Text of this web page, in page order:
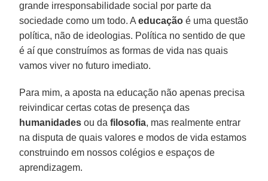
grande irresponsabilidade social por parte da
sociedade como um todo. Aeducação é uma questão
política, não de ideologias. Política no sentido de que
é aí que construímos as formas de vida nas quais
vamos viver no futuro imediato.
Para mim, a aposta na educação não apenas precisa
reivindicar certas cotas de presença das
humanidades ou dafilosofia, mas realmente entrar
na disputa de quais valores e modos de vida estamos
construindo em nossos colégios e espaços de
aprendizagem.